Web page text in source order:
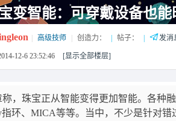
变智能：可穿戴设备也能
高级技师 创造力： 帖子： 发消
12-6 23:52:46 [显示全部楼层]
，珠宝正从智能变得更加智能。各种
指环、MICA等等。当中，不少是针对